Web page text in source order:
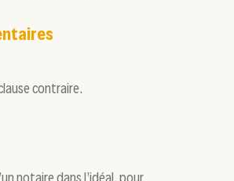
contraire.
notaire dans l’idéal, pour